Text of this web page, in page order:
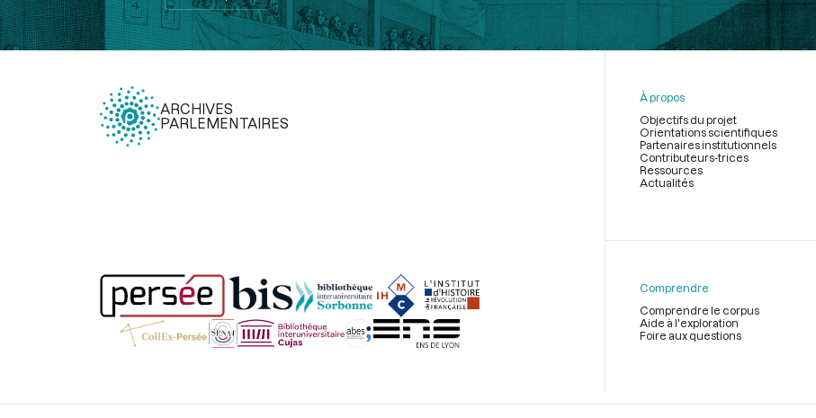
ARCHIVES
PARLEMENTAIRES
page
À propos
Objectifs du projet
Orientations scientifiques
Partenaires institutionnels
Contributeurs-trices
Ressources
Actualités
Comprendre
Comprendre le corpus
Aide à l'exploration
Foire aux questions
Légal